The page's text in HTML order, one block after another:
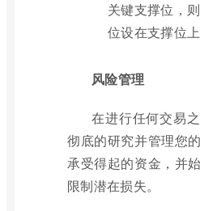
关键支撑位，
位设在支撑位上
风险管理
在进行任何交易
彻底的研究并管理您
承受得起的资金，并
限制潜在损失。